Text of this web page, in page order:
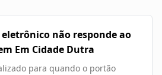
não responde ao
Em Cidade Dutra
para quando o portão